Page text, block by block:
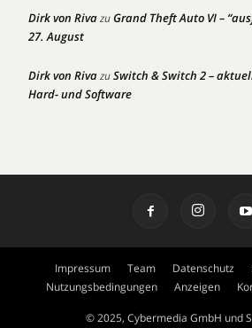
Dirk von RivazuGrand Theft Auto VI –
27. August
Dirk von RivazuSwitch & Switch 2 –
Hard- und Software
Impressum Team Datenschutz
Nutzungsbedingungen
Anzeigen
© 2025, Cybermedia GmbH und